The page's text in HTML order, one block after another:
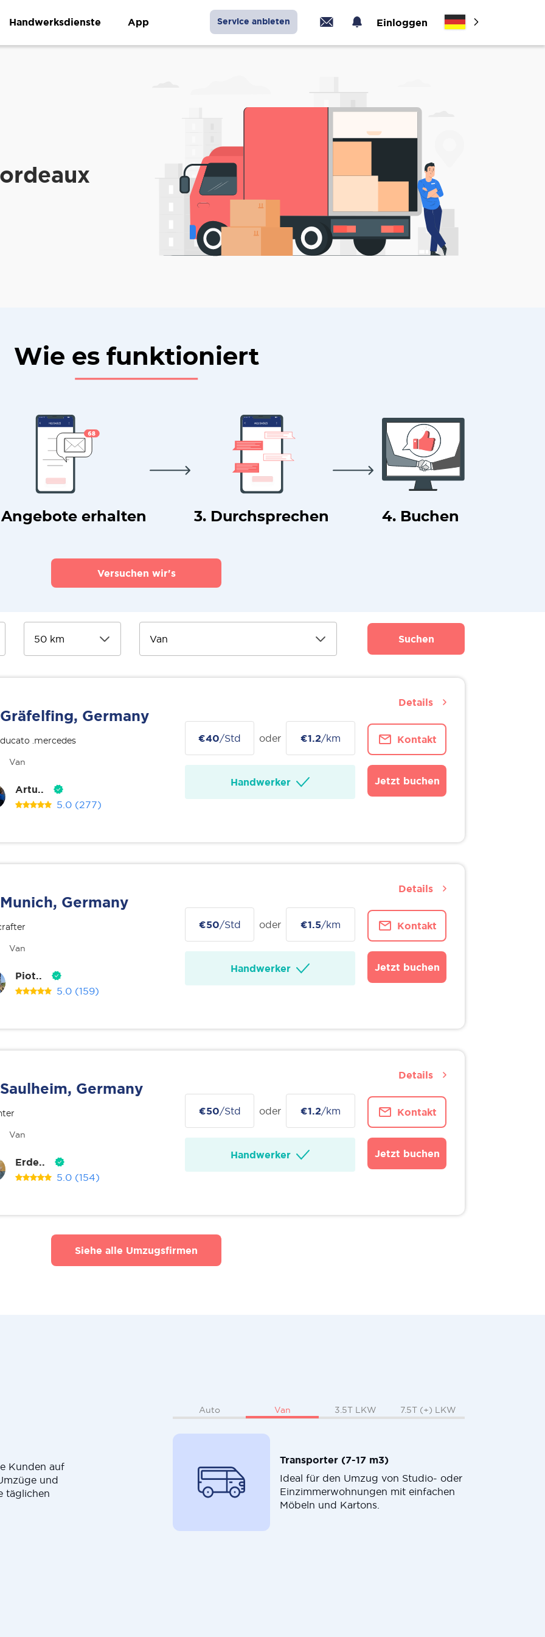
Handwerksdienste App Service anbieten Einloggen
Wie es funktioniert
Angebote erhalten 3. Durchsprechen 4. Buchen
Versuchen wir's
Suchen
Gräfelfing, Germany
.mercedes
Van
Artu..
5.0 (277)
€40/Std oder €1.2/km
Handwerker
Kontakt
Jetzt buchen
Details
Munich, Germany
Van
Piot..
5.0 (159)
€50/Std oder €1.5/km
Handwerker
Kontakt
Jetzt buchen
Details
Saulheim, Germany
Van
Erde..
5.0 (154)
€50/Std oder €1.2/km
Handwerker
Kontakt
Jetzt buchen
Details
Siehe alle Umzugsfirmen
Kunden auf
und
täglichen
Auto Van 3.5T LKW 7.5T (+) LKW
Transporter (7-17 m3)
Ideal für den Umzug von Studio- oder
Einzimmerwohnungen mit einfachen
Möbeln und Kartons.